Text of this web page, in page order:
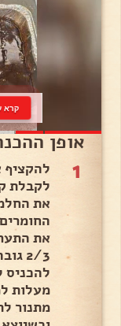
קרא
אופן
1
להקציף
לקבלת
את
את
מתנור